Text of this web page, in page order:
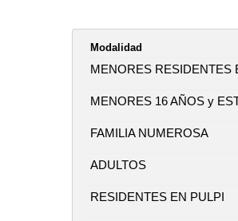
Modalidad
MENORES RESIDENTES
MENORES 16 AÑOS y
FAMILIA NUMEROSA
ADULTOS
RESIDENTES EN PULPI